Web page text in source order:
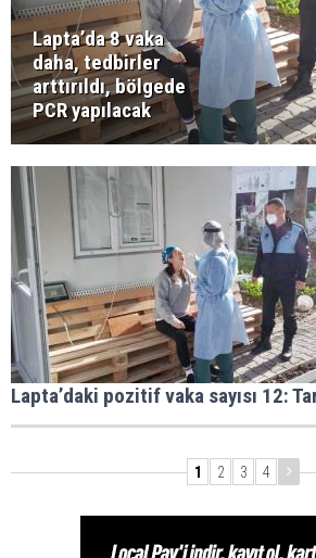
Lapta’da 8 vaka
daha, tedbirler
arttırıldı, bölgede
PCR yapılacak
Lapta’daki pozitif vaka sayısı 12:
1 2 3 4